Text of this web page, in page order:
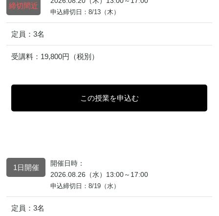
締切間近
申込締切日：8/13（木）
定員：3名
受講料： 19,800円（税別）
1日開催
開催日時：
2026.08.26（水）13:00～17:00
申込締切日：8/19（水）
定員：3名